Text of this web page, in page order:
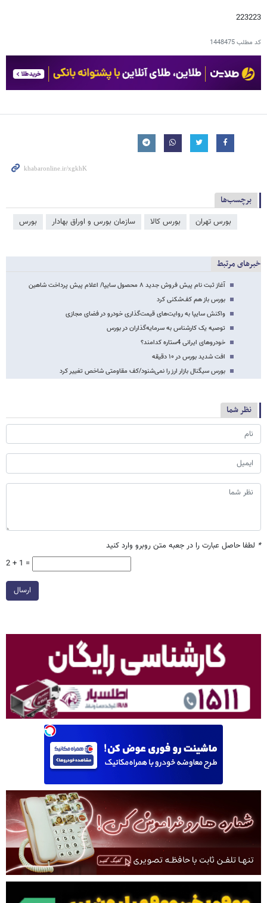
223223
کد مطلب1448475
برچسب‌ها
بورس تهران بورس کالا سازمان بورس و اوراق بهادار بورس
خبرهای مرتبط
آغاز ثبت نام پیش فروش جدید ۸ محصول سایپا/ اعلام پیش پرداخت شاهین
بورس باز هم کف‌شکنی کرد
واکنش سایپا به روایت‌های قیمت‌گذاری خودرو در فضای مجازی
توصیه یک کارشناس به سرمایه‌گذاران در بورس
خودروهای ایرانی 4ستاره کدامند؟
افت شدید بورس در ۱۰ دقیقه
بورس سیگنال بازار ارز را نمی‌شنود/کف مقاومتی شاخص تغییر کرد
نظر شما
* لطفا حاصل عبارت را در جعبه متن روبرو وارد کنید
2 + 1 =
ارسال